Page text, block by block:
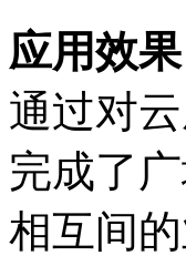
应用效果
通过对
完成了
相互间